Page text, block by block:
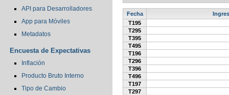
API para Desarrolladores
App para Móviles
Metadatos
Encuesta de Expectativas
Inflación
Producto Bruto Interno
Tipo de Cambio
Fecha
T195
T295
T395
T495
T196
T296
T396
T496
T197
T297